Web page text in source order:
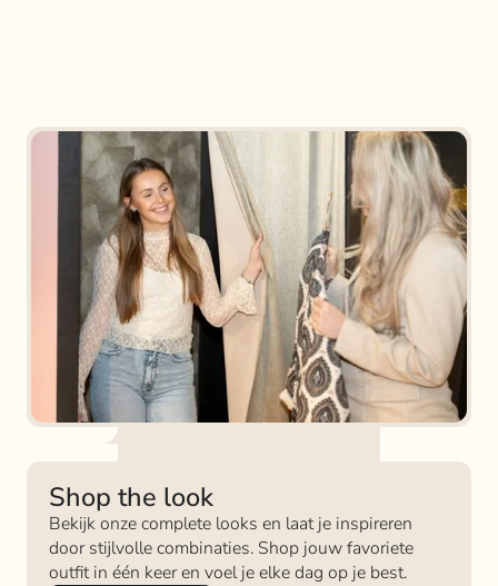
Shop the look
Bekijk onze complete looks en laat je inspireren
door stijlvolle combinaties. Shop jouw favoriete
outfit in één keer en voel je elke dag op je best.